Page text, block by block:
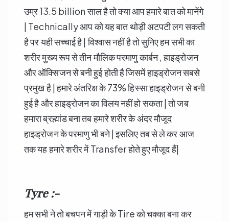
उम्र 13.5 billion साल है तो क्या आप हमारे बात को मानेंगे
| Technically आप को यह बात थोड़ी अटपटी लग सकती
है पर यही सच्चाई है | विश्वास नहीं है तो सुनिए हम सभी का
शरीर मुख्य रूप से तीन मौलिक परमाणु कार्बन , हाइड्रोजन
और ऑक्सिजन से बनी हुई होती है जिसमें हाइड्रोजन सबसे
प्रमुख है | हमारे अंतरिक्ष के 73% हिस्सा हाइड्रोजन से बनी
हुई है और हाइड्रोजन का विलय नहीं हो सकता | तो जब
हमारा ब्रह्मांड बना तब हमारे शरीर के अंदर मौजूद
हाइड्रोजन के परमाणु भी बने | इसलिए तब से ले कर आज
तक यह हमारे शरीर में Transfer होते हुए मौजूद हैं|
Tyre :-
हम सभी ने तो बचपन में गाड़ी के Tire को चक्का बना कर